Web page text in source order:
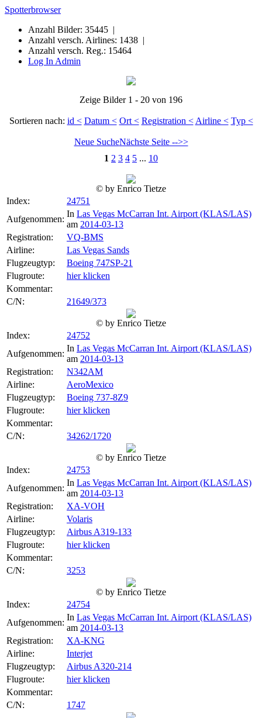
Spotterbrowser
Anzahl Bilder: 35445 |
Anzahl versch. Airlines: 1438 |
Anzahl versch. Reg.: 15464
Log In Admin
Zeige Bilder 1 - 20 von 196
Sortieren nach: id < Datum < Ort < Registration < Airline < Typ <
Neue SucheNächste Seite -->>
1 2 3 4 5 ... 10
© by Enrico Tietze
Index:
24751
Aufgenommen:
In Las Vegas McCarran Int. Airport (KLAS/LAS)
am 2014-03-13
Registration:
VQ-BMS
Airline:
Las Vegas Sands
Flugzeugtyp:
Boeing 747SP-21
Flugroute:
hier klicken
Kommentar:
C/N:
21649/373
© by Enrico Tietze
Index:
24752
Aufgenommen:
In Las Vegas McCarran Int. Airport (KLAS/LAS)
am 2014-03-13
Registration:
N342AM
Airline:
AeroMexico
Flugzeugtyp:
Boeing 737-8Z9
Flugroute:
hier klicken
Kommentar:
C/N:
34262/1720
© by Enrico Tietze
Index:
24753
Aufgenommen:
In Las Vegas McCarran Int. Airport (KLAS/LAS)
am 2014-03-13
Registration:
XA-VOH
Airline:
Volaris
Flugzeugtyp:
Airbus A319-133
Flugroute:
hier klicken
Kommentar:
C/N:
3253
© by Enrico Tietze
Index:
24754
Aufgenommen:
In Las Vegas McCarran Int. Airport (KLAS/LAS)
am 2014-03-13
Registration:
XA-KNG
Airline:
Interjet
Flugzeugtyp:
Airbus A320-214
Flugroute:
hier klicken
Kommentar:
C/N:
1747